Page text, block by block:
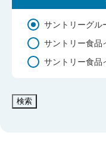
サントリーグル
サントリー食品
サントリー食品
検索